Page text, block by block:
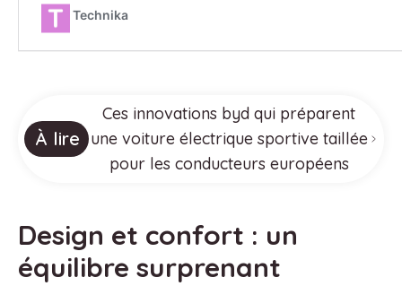
À lire
Ces innovations byd qui préparent
une voiture électrique sportive taillée
pour les conducteurs européens
Design et confort : un
équilibre surprenant